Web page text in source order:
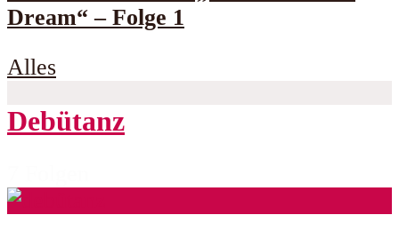
Dream“ – Folge 1
Alles
Debütanz